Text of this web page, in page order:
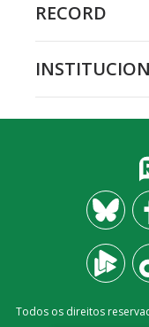
RECORD
Todos os direitos